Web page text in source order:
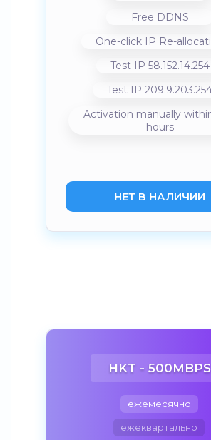
Free DDNS
One-click IP Re-
Test IP 58.152.14.254
Test IP
Activation manually
hours
НЕТ В НАЛИЧИИ
HKT - 500MBPS
ежемесячно
ежеквартально